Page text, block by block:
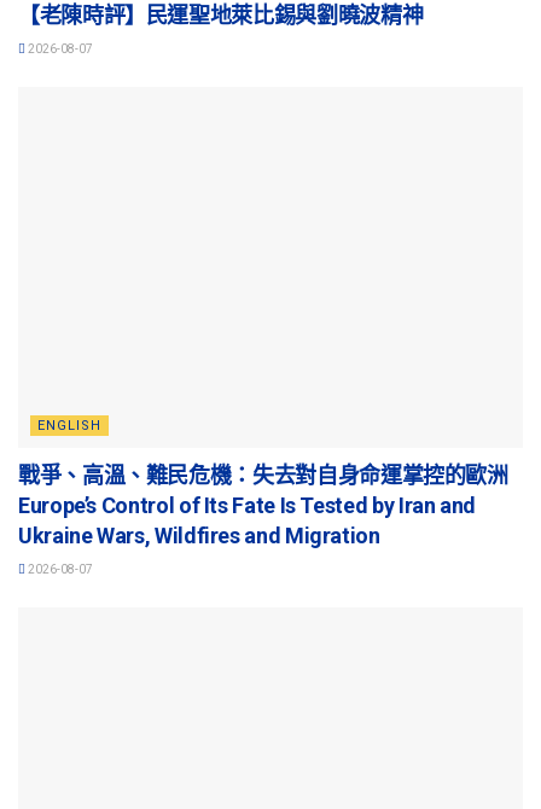
【老陳時評】民運聖地萊比錫與劉曉波精神
2026-08-07
ENGLISH
戰爭、高溫、難民危機：失去對自身命運掌控的歐洲
Europe’s Control of Its Fate Is Tested by Iran and
Ukraine Wars, Wildfires and Migration
2026-08-07